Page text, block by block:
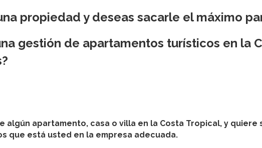
propiedad y deseas sacarle el máximo
gestión de apartamentos turísticos en la
algún apartamento, casa o villa en la Costa Tropical, y quiere
que está usted en la empresa adecuada.